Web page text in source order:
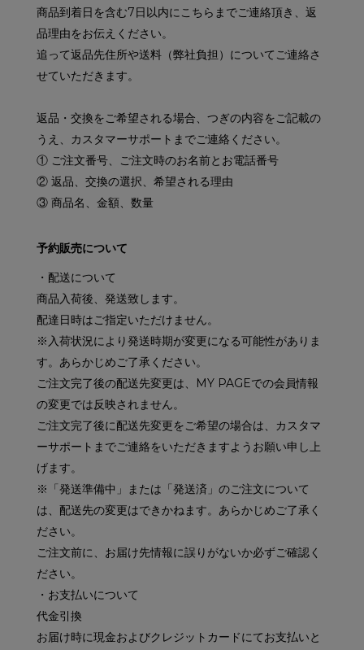
商品到着日を含む7日以内にこちらまでご連絡頂き、返
品理由をお伝えください。
追って返品先住所や送料（弊社負担）についてご連絡さ
せていただきます。
返品・交換をご希望される場合、つぎの内容をご記載の
うえ、カスタマーサポートまでご連絡ください。
① ご注文番号、ご注文時のお名前とお電話番号
② 返品、交換の選択、希望される理由
③ 商品名、金額、数量
予約販売について
・配送について
商品入荷後、発送致します。
配達日時はご指定いただけません。
※入荷状況により発送時期が変更になる可能性がありま
す。あらかじめご了承ください。
ご注文完了後の配送先変更は、MY PAGEでの会員情報
の変更では反映されません。
ご注文完了後に配送先変更をご希望の場合は、カスタマ
ーサポートまでご連絡をいただきますようお願い申し上
げます。
※「発送準備中」または「発送済」のご注文について
は、配送先の変更はできかねます。あらかじめご了承く
ださい。
ご注文前に、お届け先情報に誤りがないか必ずご確認く
ださい。
・お支払いについて
代金引換
お届け時に現金およびクレジットカードにてお支払いと